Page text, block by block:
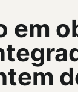
em